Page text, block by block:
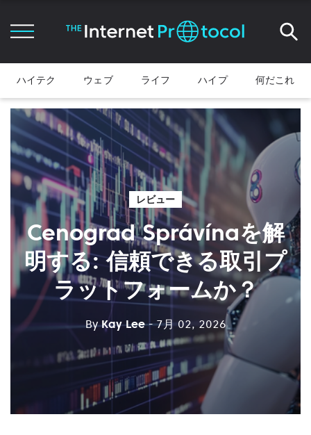
ハイテク ウェブ ライフ ハイプ 何だこれ
レビュー
Cenograd Správínaを解
明する: 信頼できる取引プ
ラットフォームか？
ByKay Lee - 7月 02, 2026